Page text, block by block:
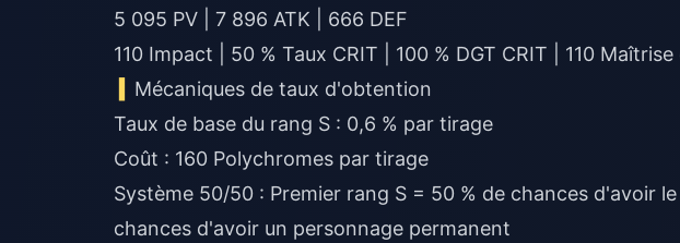
5 095 PV | 7 896 ATK | 666 DEF
110 Impact | 50 % Taux CRIT | 100 % DGT CRIT | 110
Mécaniques de taux d'obtention
Taux de base du rang S : 0,6 % par tirage
Coût : 160 Polychromes par tirage
Système 50/50 : Premier rang S = 50 % de chances d'avoir
chances d'avoir un personnage permanent